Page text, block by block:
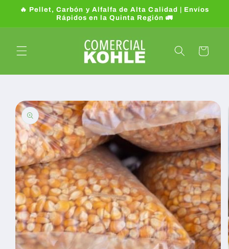
directamente
🔥 Pellet, Carbón y Alfalfa de Alta Calidad | Envíos
Rápidos en la Quinta Región 🚛
Carrito
directamente
a la
información
del producto